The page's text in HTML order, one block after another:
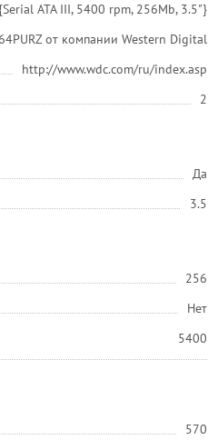
ATA III, 5400 rpm, 256Mb, 3.5"}
от компании Western Digital
http://www.wdc.com/ru/index.asp
2
Да
3.5
256
Нет
5400
570